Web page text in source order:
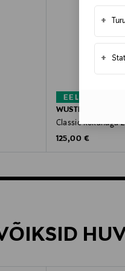
+
+
EELIS
WUSTHOF
Classic kokanuga
Original Price
125,00 €